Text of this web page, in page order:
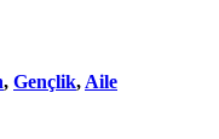
, Gençlik, Aile